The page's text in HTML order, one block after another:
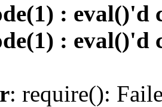
: eval()'d
: eval()'d
: require():